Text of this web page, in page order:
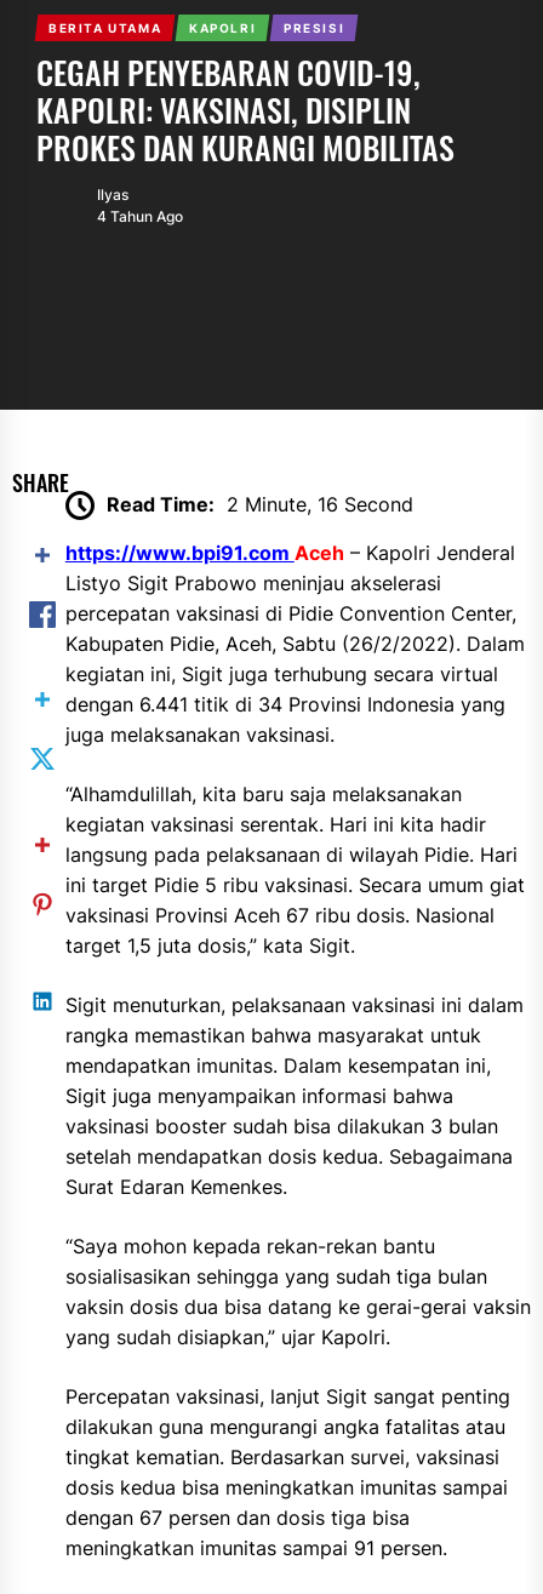
BERITA UTAMA KAPOLRI PRESISI
CEGAH PENYEBARAN COVID-19,
KAPOLRI: VAKSINASI, DISIPLIN
PROKES DAN KURANGI MOBILITAS
Ilyas
4 Tahun Ago
SHARE
Read Time: 2 Minute, 16 Second
https://www.bpi91.com Aceh – Kapolri Jenderal
Listyo Sigit Prabowo meninjau akselerasi
percepatan vaksinasi di Pidie Convention Center,
Kabupaten Pidie, Aceh, Sabtu (26/2/2022). Dalam
kegiatan ini, Sigit juga terhubung secara virtual
dengan 6.441 titik di 34 Provinsi Indonesia yang
juga melaksanakan vaksinasi.
“Alhamdulillah, kita baru saja melaksanakan
kegiatan vaksinasi serentak. Hari ini kita hadir
langsung pada pelaksanaan di wilayah Pidie. Hari
ini target Pidie 5 ribu vaksinasi. Secara umum giat
vaksinasi Provinsi Aceh 67 ribu dosis. Nasional
target 1,5 juta dosis,” kata Sigit.
Sigit menuturkan, pelaksanaan vaksinasi ini dalam
rangka memastikan bahwa masyarakat untuk
mendapatkan imunitas. Dalam kesempatan ini,
Sigit juga menyampaikan informasi bahwa
vaksinasi booster sudah bisa dilakukan 3 bulan
setelah mendapatkan dosis kedua. Sebagaimana
Surat Edaran Kemenkes.
“Saya mohon kepada rekan-rekan bantu
sosialisasikan sehingga yang sudah tiga bulan
vaksin dosis dua bisa datang ke gerai-gerai vaksin
yang sudah disiapkan,” ujar Kapolri.
Percepatan vaksinasi, lanjut Sigit sangat penting
dilakukan guna mengurangi angka fatalitas atau
tingkat kematian. Berdasarkan survei, vaksinasi
dosis kedua bisa meningkatkan imunitas sampai
dengan 67 persen dan dosis tiga bisa
meningkatkan imunitas sampai 91 persen.